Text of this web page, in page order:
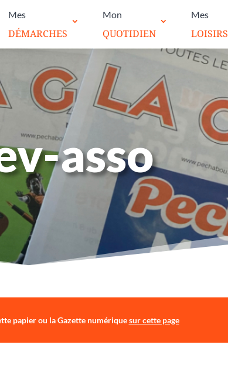
Mes
DÉMARCHES
Mon
QUOTIDIEN
Mes
LOISIRS
asso
papier ou la Gazette numériquesur cette page